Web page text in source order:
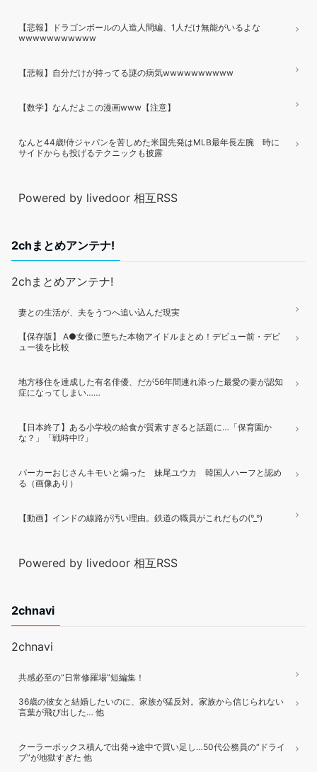
【悲報】ドラゴンボールの人造人間編、1人だけ無能がいるよな
wwwwwwwwwww
【悲報】自分だけが持ってる謎の病気wwwwwwwwww
【数学】なんだよこの漫画www【注意】
なんと44歳!侍ジャパンを苦しめた米国先発はMLB最年長左腕 時に
サイドからも投げるテクニックも披露
Powered by livedoor 相互RSS
2chまとめアンテナ!
2chまとめアンテナ!
妻との生活が、夫をうつへ追い込んだ現実
【保存版】 A●女優に堕ちた本物アイドルまとめ！デビュー前・デビ
ュー後を比較
地方移住を達成した有名俳優、だが56年間連れ添った最愛の妻が認知
症になってしまい……
【日本終了】ある小学校の給食が質素すぎると話題に…「保育園か
な？」「戦時中!?」
パーカーおじさんキモいと煽った 妹尾ユウカ 韓国人ハーフと認め
る（画像あり）
【動画】インドの線路が汚い理由。鉄道の職員がこれだもの(°_°)
Powered by livedoor 相互RSS
2chnavi
2chnavi
共感必至の“日常修羅場”短編集！
36歳の彼女と結婚したいのに、家族が猛反対。家族から信じられない
言葉が飛び出した… 他
クーラーボックス積んで出発→途中で買い足し…50代公務員の“ドライ
ブ”が地獄すぎた 他